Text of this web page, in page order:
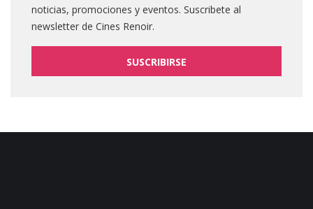
noticias, promociones y eventos. Suscribete al
newsletter de Cines Renoir.
SUSCRIBIRSE